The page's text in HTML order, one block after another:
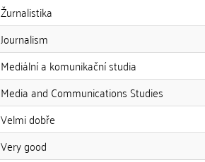
Žurnalistika
Journalism
Mediální a komunikační studia
Media and Communications Studies
Velmi dobře
Very good